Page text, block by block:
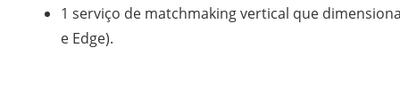
1 serviço de matchmaking vertical que
e Edge).